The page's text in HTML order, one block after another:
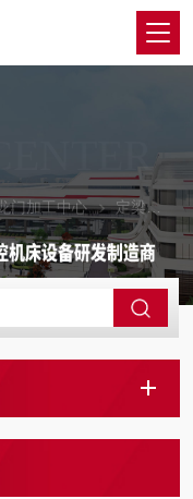
门加工中心 定梁动柱式龙门加工中心